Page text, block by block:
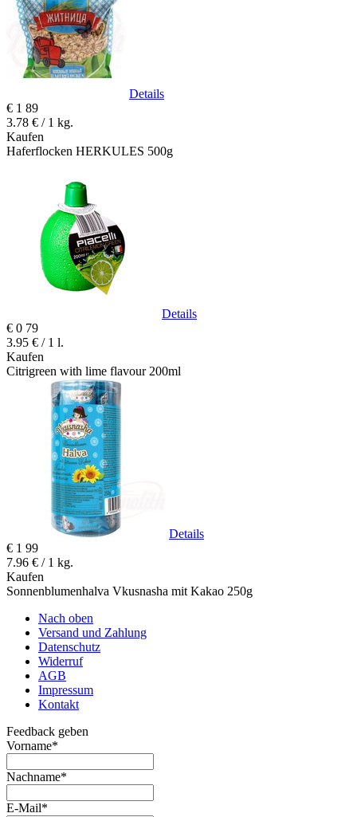
Details
€ 1 89
3.78 € / 1 kg.
Kaufen
Haferflocken HERKULES 500g
Details
€ 0 79
3.95 € / 1 l.
Kaufen
Citrigreen with lime flavour 200ml
Details
€ 1 99
7.96 € / 1 kg.
Kaufen
Sonnenblumenhalva Vkusnasha mit Kakao 250g
Nach oben
Versand und Zahlung
Datenschutz
Widerruf
AGB
Impressum
Kontakt
Feedback geben
Vorname*
Nachname*
E-Mail*